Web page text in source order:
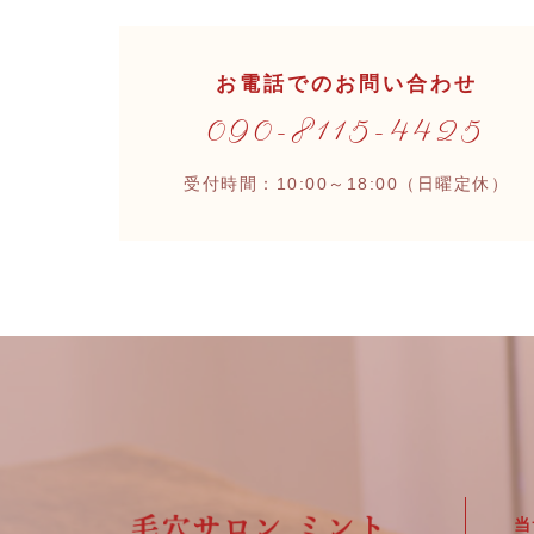
お電話でのお問い合わせ
090-8115-4425
受付時間：10:00～18:00（日曜定休）